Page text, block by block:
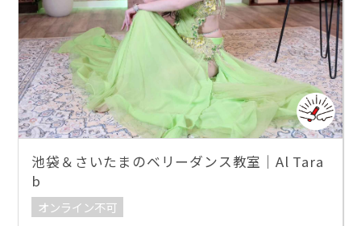
池袋＆さいたまのベリーダンス教室｜Al Tara
b
オンライン不可